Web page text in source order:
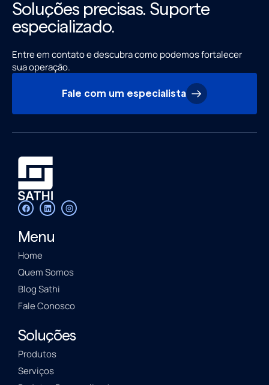
Soluções precisas. Suporte
especializado.
Entre em contato e descubra como podemos fortalecer
sua operação.
Fale com um especialista
Menu
Home
Quem Somos
Blog Sathi
Fale Conosco
Soluções
Produtos
Serviços